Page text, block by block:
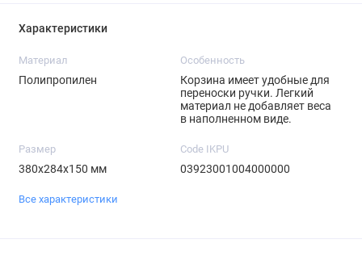
Характеристики
Материал
Полипропилен
Особенность
Корзина имеет удобные для
переноски ручки. Легкий
материал не добавляет веса
в наполненном виде.
Размер
380х284х150 мм
Code IKPU
03923001004000000
Все характеристики